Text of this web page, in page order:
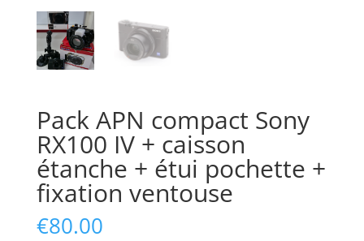
Pack APN compact Sony
RX100 IV + caisson
étanche + étui pochette +
fixation ventouse
€80.00